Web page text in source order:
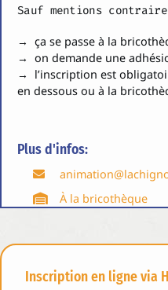
Sauf mentions
→ ça se passe à la
→ on demande une
→ l’inscription est
en dessous ou à la
Plus d'infos:
À la bricothèque
Inscription en ligne via